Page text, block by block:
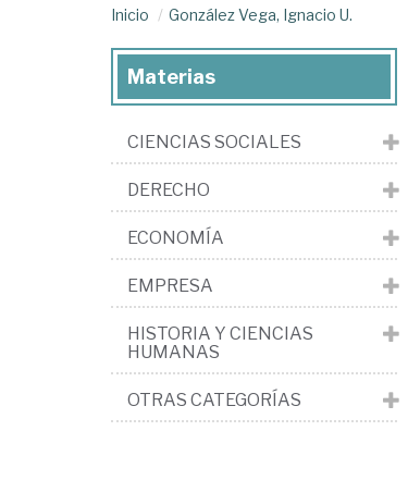
Inicio González Vega, Ignacio U.
Materias
CIENCIAS SOCIALES
DERECHO
ECONOMÍA
EMPRESA
HISTORIA Y CIENCIAS
HUMANAS
OTRAS CATEGORÍAS